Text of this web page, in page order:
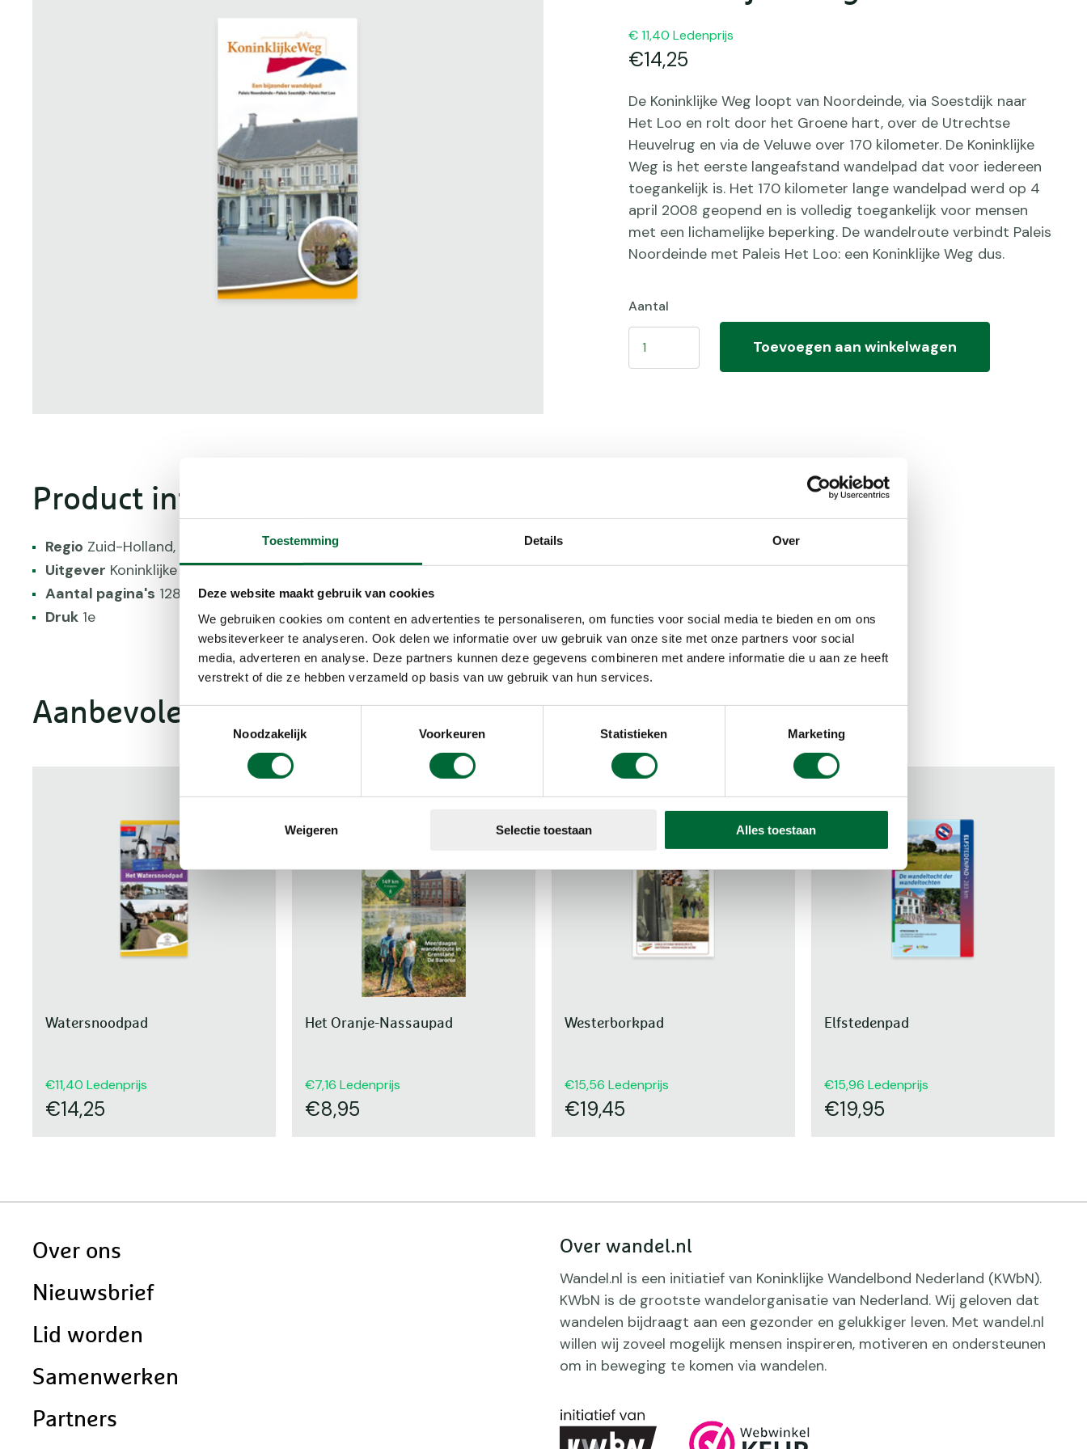
Toestemming Details Over
Deze website maakt gebruik van cookies
We gebruiken cookies om content en advertenties te personaliseren, om functies voor social media te bieden en om ons
websiteverkeer te analyseren. Ook delen we informatie over uw gebruik van onze site met onze partners voor social
media, adverteren en analyse. Deze partners kunnen deze gegevens combineren met andere informatie die u aan ze heeft
verstrekt of die ze hebben verzameld op basis van uw gebruik van hun services.
Toestemmingsselectie
Noodzakelijk
Voorkeuren Statistieken Marketing
Weigeren Selectie toestaan Alles toestaan
11,40 Ledenprijs
14,25
De Koninklijke Weg loopt van Noordeinde, via Soestdijk naar
Het Loo en rolt door het Groene hart, over de Utrechtse
Heuvelrug en via de Veluwe over 170 kilometer. De Koninklijke
Weg is het eerste langeafstand wandelpad dat voor iedereen
toegankelijk is. Het 170 kilometer lange wandelpad werd op 4
april 2008 geopend en is volledig toegankelijk voor mensen
met een lichamelijke beperking. De wandelroute verbindt Paleis
Noordeinde met Paleis Het Loo: een Koninklijke Weg dus.
Aantal
Toevoegen aan winkelwagen
Product informatie
Regio Zuid-Holland, Utrecht en Gelderland
Uitgever Koninklijke Wandelbond Nederland (KWbN) en BDU Uitgevers
Aantal pagina's 128
Druk 1e
Aanbevolen producten voor jou
Watersnoodpad
11,40 Ledenprijs
14,25
Het Oranje-Nassaupad
7,16 Ledenprijs
8,95
Westerborkpad
15,56 Ledenprijs
19,45
Elfstedenpad
15,96 Ledenprijs
19,95
Doormat
Over ons
Nieuwsbrief
Lid worden
Samenwerken
Partners
Over wandel.nl
Wandel.nl is een initiatief van Koninklijke Wandelbond Nederland (KWbN).
KWbN is de grootste wandelorganisatie van Nederland. Wij geloven dat
wandelen bijdraagt aan een gezonder en gelukkiger leven. Met wandel.nl
willen wij zoveel mogelijk mensen inspireren, motiveren en ondersteunen
om in beweging te komen via wandelen.